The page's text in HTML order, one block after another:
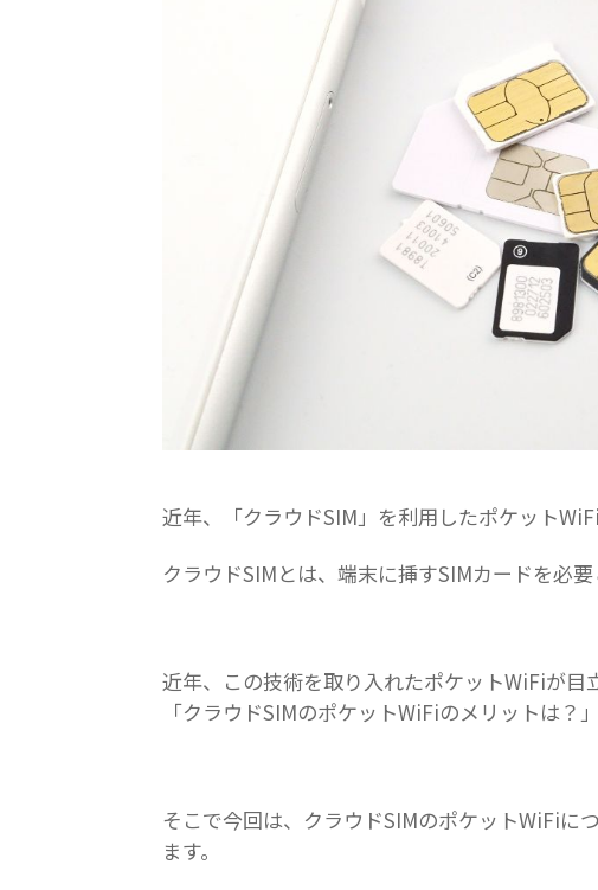
近年、「クラウドSIM」を利用したポケット
クラウドSIMとは、端末に挿すSIMカードを必要
近年、この技術を取り入れたポケットWiFiが目
「クラウドSIMのポケットWiFiのメリットは？
そこで今回は、クラウドSIMのポケットWiFiに
ます。